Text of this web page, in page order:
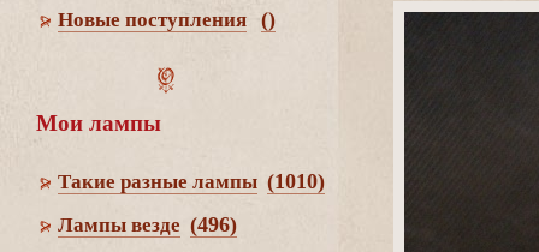
Новые поступления ()
Мои лампы
Такие разные лампы (1010)
Лампы везде (496)